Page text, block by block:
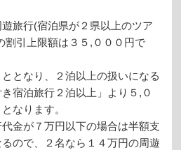
旅行(宿泊県が２県以上のツア
割引上限額は３５,０００円で
となり、２泊以上の扱いになる
宿泊旅行２泊以上」より５,０
なります。
金が７万円以下の場合は半額支
ので、２名なら１４万円の周遊